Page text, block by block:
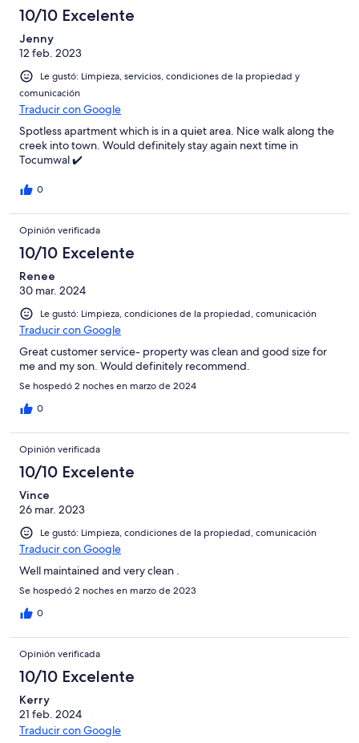
10/10 Excelente
Jenny
12 feb. 2023
Le gustó: Limpieza, servicios, condiciones de la propiedad y
comunicación
Traducir con Google
Spotless apartment which is in a quiet area. Nice walk along the
creek into town. Would definitely stay again next time in
Tocumwal ✔️
0
Opinión verificada
10/10 Excelente
Renee
30 mar. 2024
Le gustó: Limpieza, condiciones de la propiedad, comunicación
Traducir con Google
Great customer service- property was clean and good size for
me and my son. Would definitely recommend.
Se hospedó 2 noches en marzo de 2024
0
Opinión verificada
10/10 Excelente
Vince
26 mar. 2023
Le gustó: Limpieza, condiciones de la propiedad, comunicación
Traducir con Google
Well maintained and very clean .
Se hospedó 2 noches en marzo de 2023
0
Opinión verificada
10/10 Excelente
Kerry
21 feb. 2024
Traducir con Google